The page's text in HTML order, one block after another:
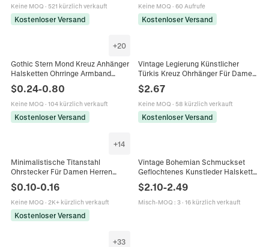
Keine MOQ · 521 kürzlich verkauft
Kostenloser Versand
Keine MOQ · 60 Aufrufe
Kostenloser Versand
+20
Gothic Stern Mond Kreuz Anhänger
Halsketten Ohrringe Armband
Legierung Emaille Unregelmäßiges
Flüssigmetall Y2K Schmuck
$0.24-0.80
Keine MOQ · 104 kürzlich verkauft
Kostenloser Versand
Vintage Legierung Künstlicher
Türkis Kreuz Ohrhänger Für Damen
Ethnisch Bedrucktes Leder Perlen
Schmuck Minimalistische Party
Ohrringe
$2.67
Keine MOQ · 58 kürzlich verkauft
Kostenloser Versand
+14
Minimalistische Titanstahl
Ohrstecker Für Damen Herren
Silber Herz Schmetterling Kreuz
Geometrischer Piercing Schmuck
Täglich Geschenk
$0.10-0.16
Keine MOQ · 2K+ kürzlich verkauft
Kostenloser Versand
Vintage Bohemian Schmuckset
Geflochtenes Kunstleder Halskette
Türkis Ohrringe Western Stier
Feder Herz Kreuz Schmuck
$2.10-2.49
Misch-MOQ : 3· 16 kürzlich verkauft
+33